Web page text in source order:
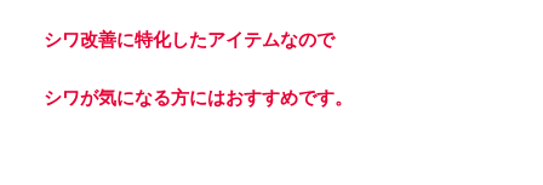
シワ改善に特化したアイテムなので
シワが気になる方にはおすすめです。